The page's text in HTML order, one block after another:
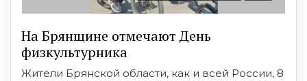
На Брянщине отмечают День
физкультурника
Жители Брянской области, как и всей России, 8